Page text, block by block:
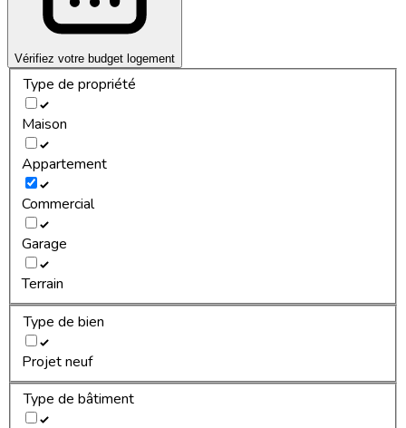
Vérifiez votre budget logement
Type de propriété
Maison
Appartement
Commercial
Garage
Terrain
Type de bien
Projet neuf
Type de bâtiment